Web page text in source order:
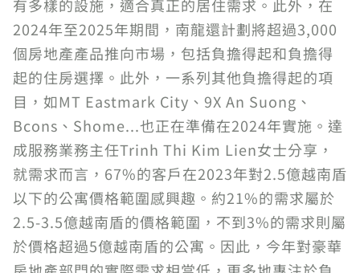
有多樣的設施，適合真正的居住需求。此外，在
2024年至2025年期間，南龍還計劃將超過3,000
個房地產產品推向市場，包括負擔得起和負擔得
起的住房選擇。此外，一系列其他負擔得起的項
目，如MT Eastmark City、9X An Suong、
Bcons、Shome...也正在準備在2024年實施。達
成服務業務主任Trinh Thi Kim Lien女士分享，
就需求而言，67%的客戶在2023年對2.5億越南盾
以下的公寓價格範圍感興趣。約21%的需求屬於
2.5-3.5億越南盾的價格範圍，不到3%的需求則屬
於價格超過5億越南盾的公寓。因此，今年對豪華